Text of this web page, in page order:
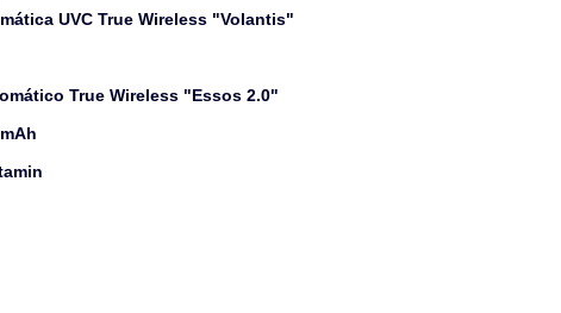
UVC True Wireless "Volantis"
True Wireless "Essos 2.0"